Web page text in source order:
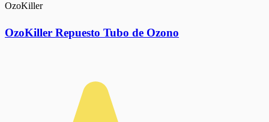
OzoKiller
OzoKiller Repuesto Tubo de Ozono